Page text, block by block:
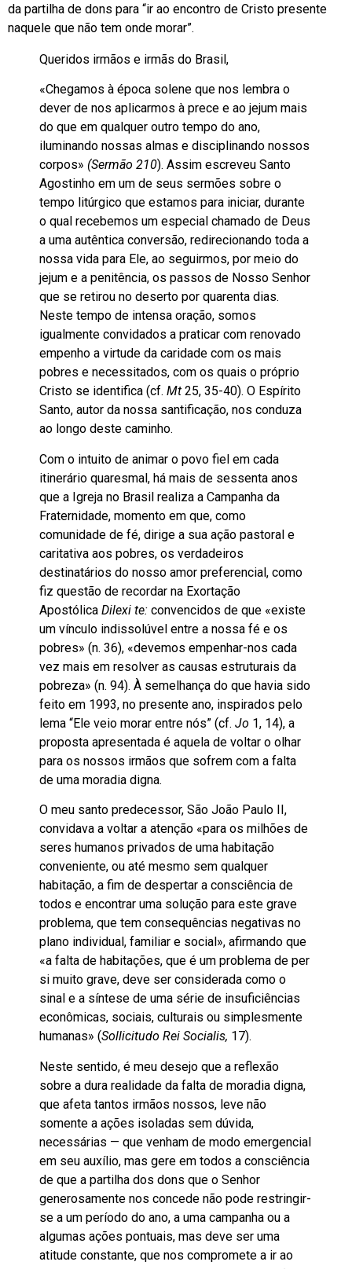
da partilha de dons para “ir ao encontro de Cristo presente
naquele que não tem onde morar”.
Queridos irmãos e irmãs do Brasil,
«Chegamos à época solene que nos lembra o
dever de nos aplicarmos à prece e ao jejum mais
do que em qualquer outro tempo do ano,
iluminando nossas almas e disciplinando nossos
corpos» (Sermão 210). Assim escreveu Santo
Agostinho em um de seus sermões sobre o
tempo litúrgico que estamos para iniciar, durante
o qual recebemos um especial chamado de Deus
a uma autêntica conversão, redirecionando toda a
nossa vida para Ele, ao seguirmos, por meio do
jejum e a penitência, os passos de Nosso Senhor
que se retirou no deserto por quarenta dias.
Neste tempo de intensa oração, somos
igualmente convidados a praticar com renovado
empenho a virtude da caridade com os mais
pobres e necessitados, com os quais o próprio
Cristo se identifica (cf. Mt 25, 35-40). O Espírito
Santo, autor da nossa santificação, nos conduza
ao longo deste caminho.
Com o intuito de animar o povo fiel em cada
itinerário quaresmal, há mais de sessenta anos
que a Igreja no Brasil realiza a Campanha da
Fraternidade, momento em que, como
comunidade de fé, dirige a sua ação pastoral e
caritativa aos pobres, os verdadeiros
destinatários do nosso amor preferencial, como
fiz questão de recordar na Exortação
Apostólica Dilexi te: convencidos de que «existe
um vínculo indissolúvel entre a nossa fé e os
pobres» (n. 36), «devemos empenhar-nos cada
vez mais em resolver as causas estruturais da
pobreza» (n. 94). À semelhança do que havia sido
feito em 1993, no presente ano, inspirados pelo
lema “Ele veio morar entre nós” (cf. Jo 1, 14), a
proposta apresentada é aquela de voltar o olhar
para os nossos irmãos que sofrem com a falta
de uma moradia digna.
O meu santo predecessor, São João Paulo II,
convidava a voltar a atenção «para os milhões de
seres humanos privados de uma habitação
conveniente, ou até mesmo sem qualquer
habitação, a fim de despertar a consciência de
todos e encontrar uma solução para este grave
problema, que tem consequências negativas no
plano individual, familiar e social», afirmando que
«a falta de habitações, que é um problema de per
si muito grave, deve ser considerada como o
sinal e a síntese de uma série de insuficiências
econômicas, sociais, culturais ou simplesmente
humanas» (Sollicitudo Rei Socialis, 17).
Neste sentido, é meu desejo que a reflexão
sobre a dura realidade da falta de moradia digna,
que afeta tantos irmãos nossos, leve não
somente a ações isoladas sem dúvida,
necessárias — que venham de modo emergencial
em seu auxílio, mas gere em todos a consciência
de que a partilha dos dons que o Senhor
generosamente nos concede não pode restringir-
se a um período do ano, a uma campanha ou a
algumas ações pontuais, mas deve ser uma
atitude constante, que nos compromete a ir ao